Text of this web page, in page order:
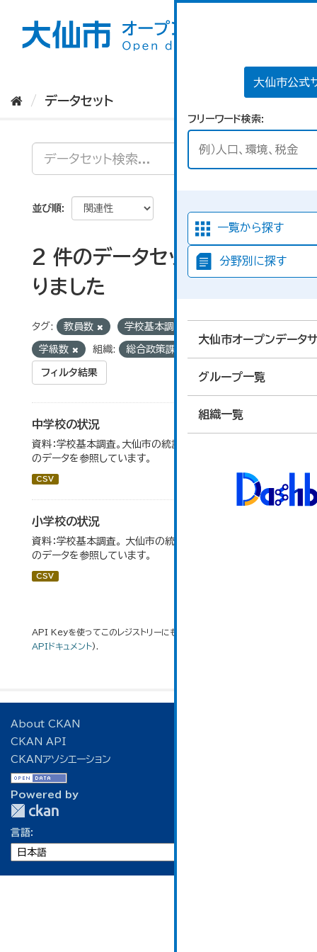
大仙市公式
フリーワード検索
一覧から探す
分野別に探す
大仙市オープンデータ
グループ一覧
組織一覧
データセット
並び順
2 件のデータセットが見つか
りました
タグ: 教員数 学校基本調査
学級数 組織: 総合政策課
フィルタ結果
中学校の状況
資料：学校基本調査。大仙市の統計「14-5 中学校の状況」
のデータを参照しています。
CSV
小学校の状況
資料：学校基本調査。 大仙市の統計「14-3 小学校の状況」
のデータを参照しています。
CSV
API Keyを使ってこのレジストリーにもアクセス可能です
APIドキュメント).
About CKAN
CKAN API
CKANアソシエーション
Powered by
言語